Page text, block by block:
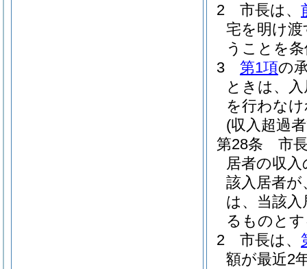
2
市長は、
宅を明け
うことを
3
第1項の
ときは、
を行わな
(収入超過
第28条
市
居者の収
該入居者
は、当該
るものと
2
市長は、
額が最近2